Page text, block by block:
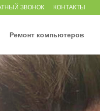
ЗВОНОК КОНТАКТЫ
Ремонт компьютеров